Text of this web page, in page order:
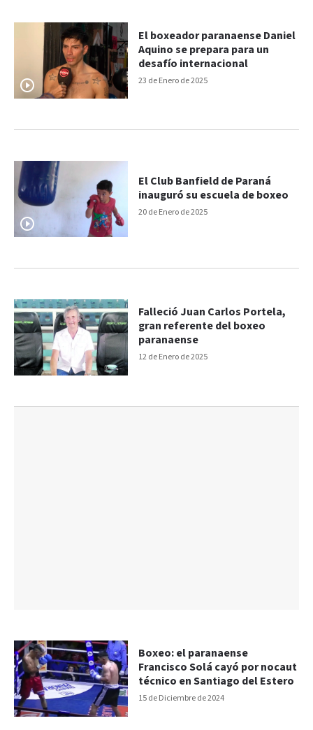
23 de Enero de 2025
El boxeador paranaense Daniel
Aquino se prepara para un
desafío internacional
20 de Enero de 2025
El Club Banfield de Paraná
inauguró su escuela de boxeo
12 de Enero de 2025
Falleció Juan Carlos Portela,
gran referente del boxeo
paranaense
15 de Diciembre de 2024
Boxeo: el paranaense
Francisco Solá cayó por nocaut
técnico en Santiago del Estero